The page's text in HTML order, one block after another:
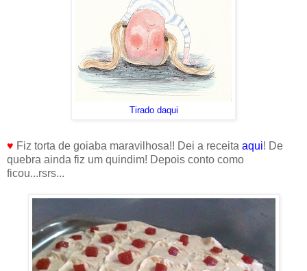
Tirado daqui
♥ Fiz torta de goiaba maravilhosa!! Dei a receita aqui! De
quebra ainda fiz um quindim! Depois conto como
ficou...rsrs...